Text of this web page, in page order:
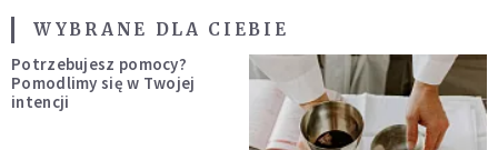
WYBRANE DLA CIEBIE
Potrzebujesz pomocy?
Pomodlimy się w Twojej
intencji